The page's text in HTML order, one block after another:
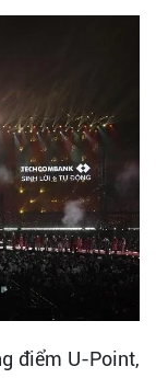
điểm U-Point,